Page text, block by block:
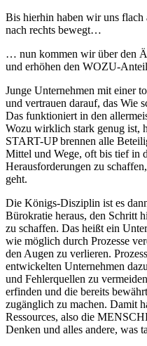
Bis hierhin haben wir uns
nach rechts bewegt…
… nun kommen wir über den
und erhöhen den WOZU-
Junge Unternehmen mit einer
und vertrauen darauf, das Wie
Das funktioniert in den
Wozu wirklich stark genug ist,
START-UP brennen alle
Mittel und Wege, oft bis tief in
Herausforderungen zu
geht.
Die Königs-Disziplin ist es
Bürokratie heraus, den Schritt
zu schaffen. Das heißt ein
wie möglich durch Prozesse
den Augen zu verlieren.
entwickelten Unternehmen
und Fehlerquellen zu
erfinden und die bereits
zugänglich zu machen. Damit
Ressources, also die
Denken und alles andere, was